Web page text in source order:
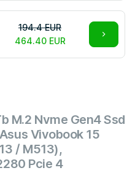
194.4 EUR
464.40 EUR
M.2 Nvme Gen4 Ssd
Vivobook 15
/ M513),
Pcie 4